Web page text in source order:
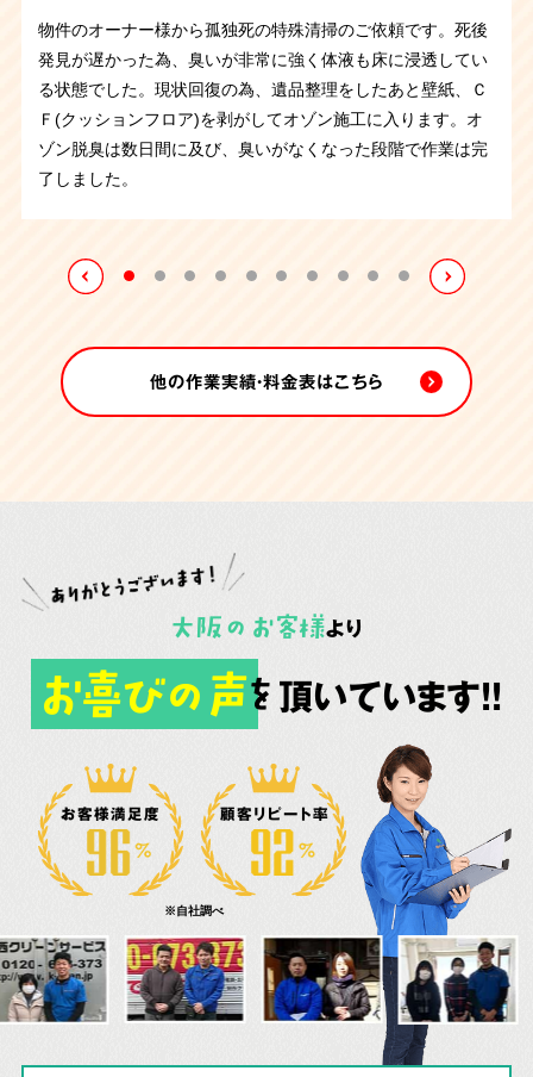
物件のオーナー様から孤独死の特殊清掃のご依頼です。死後
発見が遅かった為、臭いが非常に強く体液も床に浸透してい
る状態でした。現状回復の為、遺品整理をしたあと壁紙、Ｃ
Ｆ(クッションフロア)を剥がしてオゾン施工に入ります。オ
ゾン脱臭は数日間に及び、臭いがなくなった段階で作業は完
了しました。
っていました。薬剤などを使用し体液を除去していきます。
ご遺品の量は比較的少なく約3時間の作業で完了いたしまし
た。
頼でした。ゴミが山積みになっており、死臭も残って害虫が
発生した状態でした。そんな中でも仕分け作業、搬出、特殊
清掃まで順に作業を進めていき、6時間程で作業が完了致し
ました。
わずかに染み込んだ畳を撤去すると、幸いにも下地には及ん
でいなかったためほぼ元の状態に回復することができまし
た。作業前と作業後には噴霧消毒を行いました。
るような格好で発見され、正座の状態だったそうです。大切
にされていたと思われるフィギアが沢山飾られており、丁寧
に整理させていただたきました。体液が染みついた畳は全て
撤去し、噴霧消毒を行って作業終了です。
わずかにある程度です。体液が畳に染みついた畳を撤去する
と臭いがなくなり、作業後、消臭剤の噴霧にて作業終了いた
しました。
大阪府にあるマンション管理会社さまからの孤独死の特殊清
掃のご依頼です。臭いが非常に強く、マンションの入居者の
方にも影響が出ていたため緊急の対応が必要でした。すぐさ
ま状況を把握し作業を行いました。現場にはハエが大量発
生。臭いが床や壁紙に染みついているので、汚染している箇
ただきました。
そうですが、大量のゴミを溜め込んだ部屋でお亡くなりにな
っていました。作業をしていると、ゴミではなく排泄物が入
った袋が大量に出てきたので故人さまは精神的な問題を抱え
ておられたのかもしれません。管理会社様も手に負えずお困
りのようでしたので、無事に作業を完了できてよかったで
す。
病気を患っていたお住まいの方が部屋やトイレを汚してしま
って手に負えないと、ご親族から依頼がございました。ご不
用になるお品物と傷んでしまった畳を撤去し、排せつ物など
で汚れた箇所は専門のノウハウで徹底的に清掃いたしまし
た。
生していました。異臭が立ち込める中、汚染物を撤去し、室
内を空っぽにします。同時にクリーニングも進め、一日で元
の状態を取り戻すことができました。
他の作業実績・料金表はこちら
大阪 の お客様より
お喜びの声を 頂いています!!
お客様満足度 顧客リピート率
※自社調べ